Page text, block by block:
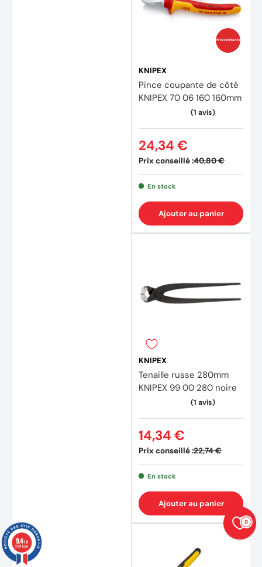
Prix coûtants
KNIPEX
Pince coupante de côté
KNIPEX 70 06 160 160mm
Prix conseillé :40,80 €
24,34 €
En stock
Ajouter au panier
KNIPEX
Tenaille russe 280mm
KNIPEX 99 00 280 noire
Prix conseillé :22,74 €
14,34 €
En stock
Ajouter au panier
0
9.4/10
23874 avis